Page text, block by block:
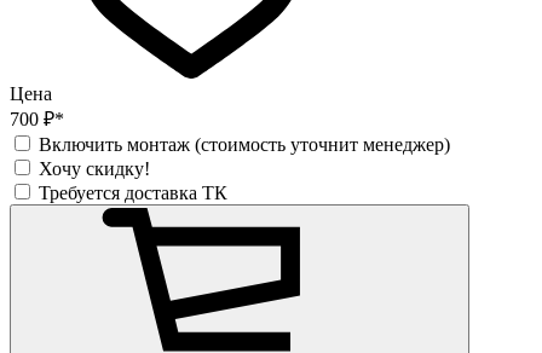
Цена
700 ₽*
Включить монтаж (стоимость уточнит менеджер)
Хочу скидку!
Требуется доставка ТК